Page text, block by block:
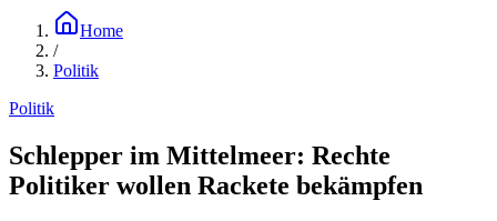
Home
/
Politik
Politik
Schlepper im Mittelmeer: Rechte
Politiker wollen Rackete bekämpfen